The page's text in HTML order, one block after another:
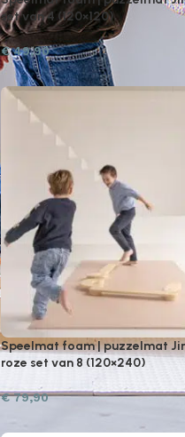
set van 4 (120×120)
€49,90
Speelmat foam | puzzelmat
roze set van 8 (120×240)
€79,90